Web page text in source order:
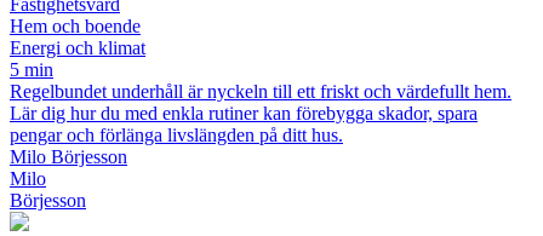
Hem och boende
Energi och klimat
5 min
Regelbundet underhåll är nyckeln till ett friskt och värdefullt hem.
Lär dig hur du med enkla rutiner kan förebygga skador, spara
pengar och förlänga livslängden på ditt hus.
Milo Börjesson
Milo
Börjesson